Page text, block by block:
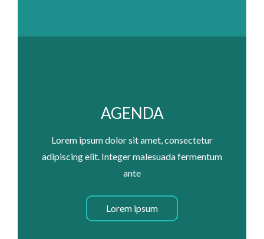
AGENDA
Lorem ipsum dolor sit amet, consectetur
adipiscing elit. Integer malesuada fermentum
ante
Lorem ipsum